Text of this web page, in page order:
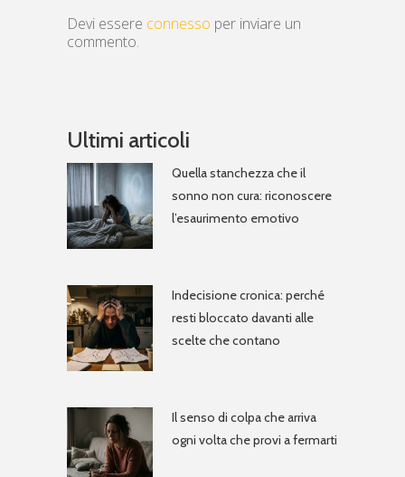
Devi essere connesso per inviare un
commento.
Ultimi articoli
Quella stanchezza che il
sonno non cura: riconoscere
l’esaurimento emotivo
Indecisione cronica: perché
resti bloccato davanti alle
scelte che contano
Il senso di colpa che arriva
ogni volta che provi a fermarti